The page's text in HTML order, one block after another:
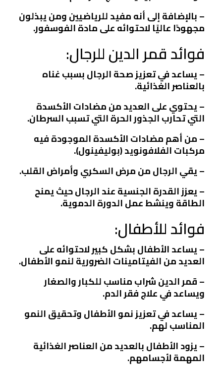
– بالإضافة إلى أنه مفيد للرياضيين ومن يبذلون
مجهودًا عاليًا لاحتوائه على مادة الفوسفور.
فوائد قمر الدين للرجال:
– يساعد في تعزيز صحة الرجال بسبب غناه
بالعناصر الغذائية.
– يحتوي على العديد من مضادات الأكسدة
التي تحارب الجذور الحرة التي تسبب السرطان.
– من أهم مضادات الأكسدة الموجودة فيه
مركبات الفلافونويد (بوليفينول).
– يقي الرجال من مرض السكري وأمراض القلب.
– يعزز القدرة الجنسية عند الرجال حيث يمنح
الطاقة وينشط عمل الدورة الدموية.
فوائد للأطفال:
– يساعد الأطفال بشكل كبير لاحتوائه على
العديد من الفيتامينات الضرورية لنمو الأطفال.
– قمر الدين شراب مناسب للكبار والصغار
ويساعد في علاج فقر الدم.
– يساعد في تعزيز نمو الأطفال وتحقيق النمو
المناسب لهم.
– يزود الأطفال بالعديد من العناصر الغذائية
المهمة لأجسامهم.